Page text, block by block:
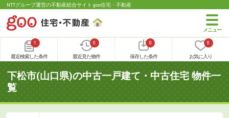
NTTグループ運営の不動産総合サイト goo住宅・不動産
1
最近検索した条件
0
最近見た物件
0
保存した条件
0
お気に入り
下松市(山口県)の中古一戸建て・中古住宅 物件一
覧